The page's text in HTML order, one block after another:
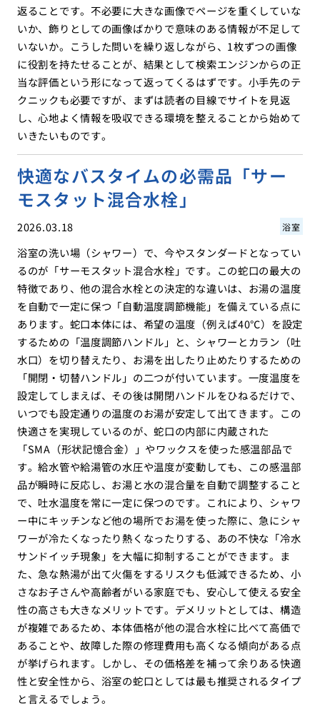
返ることです。不必要に大きな画像でページを重くしていな
いか、飾りとしての画像ばかりで意味のある情報が不足して
いないか。こうした問いを繰り返しながら、1枚ずつの画像
に役割を持たせることが、結果として検索エンジンからの正
当な評価という形になって返ってくるはずです。小手先のテ
クニックも必要ですが、まずは読者の目線でサイトを見返
し、心地よく情報を吸収できる環境を整えることから始めて
いきたいものです。
快適なバスタイムの必需品「サー
モスタット混合水栓」
2026.03.18 浴室
浴室の洗い場（シャワー）で、今やスタンダードとなってい
るのが「サーモスタット混合水栓」です。この蛇口の最大の
特徴であり、他の混合水栓との決定的な違いは、お湯の温度
を自動で一定に保つ「自動温度調節機能」を備えている点に
あります。蛇口本体には、希望の温度（例えば40℃）を設定
するための「温度調節ハンドル」と、シャワーとカラン（吐
水口）を切り替えたり、お湯を出したり止めたりするための
「開閉・切替ハンドル」の二つが付いています。一度温度を
設定してしまえば、その後は開閉ハンドルをひねるだけで、
いつでも設定通りの温度のお湯が安定して出てきます。この
快適さを実現しているのが、蛇口の内部に内蔵された
「SMA（形状記憶合金）」やワックスを使った感温部品で
す。給水管や給湯管の水圧や温度が変動しても、この感温部
品が瞬時に反応し、お湯と水の混合量を自動で調整すること
で、吐水温度を常に一定に保つのです。これにより、シャワ
ー中にキッチンなど他の場所でお湯を使った際に、急にシャ
ワーが冷たくなったり熱くなったりする、あの不快な「冷水
サンドイッチ現象」を大幅に抑制することができます。ま
た、急な熱湯が出て火傷をするリスクも低減できるため、小
さなお子さんや高齢者がいる家庭でも、安心して使える安全
性の高さも大きなメリットです。デメリットとしては、構造
が複雑であるため、本体価格が他の混合水栓に比べて高価で
あることや、故障した際の修理費用も高くなる傾向がある点
が挙げられます。しかし、その価格差を補って余りある快適
性と安全性から、浴室の蛇口としては最も推奨されるタイプ
と言えるでしょう。